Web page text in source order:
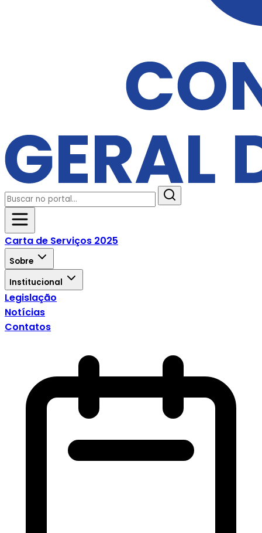
Carta de Serviços 2025
Sobre
Institucional
Legislação
Notícias
Contatos